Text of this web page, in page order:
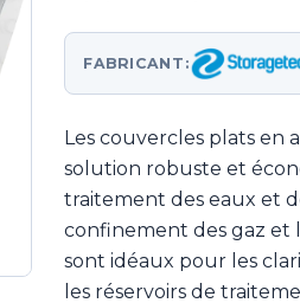
FABRICANT:
Les couvercles plats
solution robuste et
traitement des eaux et
confinement des gaz et
sont idéaux pour les
les réservoirs de